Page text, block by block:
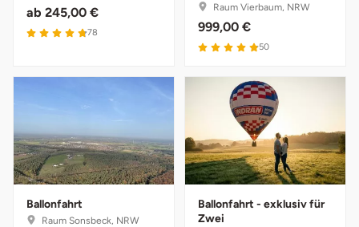
ab 245,00 €
78
Raum Vierbaum, NRW
999,00 €
50
Ballonfahrt
Raum Sonsbeck, NRW
Ballonfahrt - exklusiv für
Zwei